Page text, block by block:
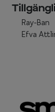
Ray-Ban
Efva